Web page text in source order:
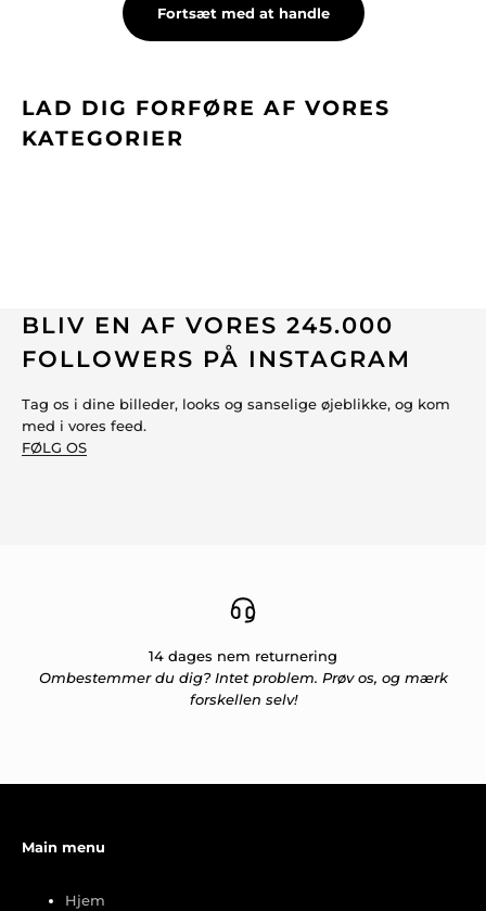
Fortsæt med at handle
LAD DIG FORFØRE AF VORES
KATEGORIER
BLIV EN AF VORES 245.000
FOLLOWERS PÅ INSTAGRAM
Tag os i dine billeder, looks og sanselige øjeblikke, og kom
med i vores feed.
FØLG OS
14 dages nem returnering
Ombestemmer du dig? Intet problem. Prøv os, og mærk
forskellen selv!
Main menu
Hjem